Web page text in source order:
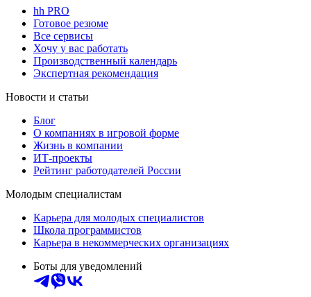
hh PRO
Готовое резюме
Все сервисы
Хочу у вас работать
Производственный календарь
Экспертная рекомендация
Новости и статьи
Блог
О компаниях в игровой форме
Жизнь в компании
ИТ-проекты
Рейтинг работодателей России
Молодым специалистам
Карьера для молодых специалистов
Школа программистов
Карьера в некоммерческих организациях
Боты для уведомлений